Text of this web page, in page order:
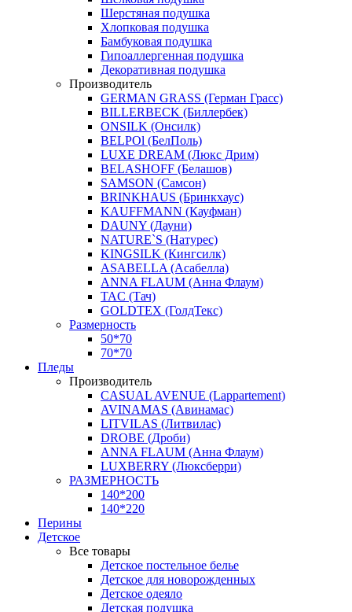
Шерстяная подушка
Хлопковая подушка
Бамбуковая подушка
Гипоаллергенная подушка
Декоративная подушка
Производитель
GERMAN GRASS (Герман Грасс)
BILLERBECK (Биллербек)
ONSILK (Онсилк)
BELPOl (БелПоль)
LUXE DREAM (Люкс Дрим)
BELASHOFF (Белашов)
SAMSON (Самсон)
BRINKHAUS (Бринкхаус)
KAUFFMANN (Кауфман)
DAUNY (Дауни)
NATURE`S (Натурес)
KINGSILK (Кингсилк)
ASABELLA (Асабелла)
ANNA FLAUM (Анна Флаум)
TAC (Тач)
GOLDTEX (ГолдТекс)
Размерность
50*70
70*70
Пледы
Производитель
CASUAL AVENUE (Lappartement)
AVINAMAS (Авинамас)
LITVILAS (Литвилас)
DROBE (Дроби)
ANNA FLAUM (Анна Флаум)
LUXBERRY (Люксберри)
РАЗМЕРНОСТЬ
140*200
140*220
Перины
Детское
Все товары
Детское постельное белье
Детское для новорожденных
Детское одеяло
Детская подушка